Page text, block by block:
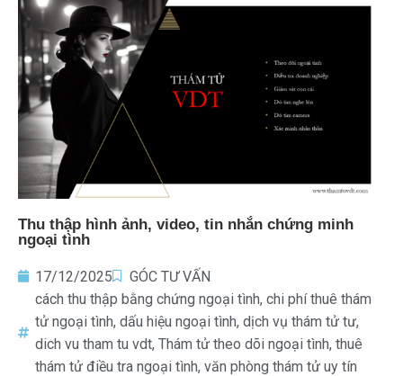
Thu thập hình ảnh, video, tin nhắn chứng minh
ngoại tình
17/12/2025
GÓC TƯ VẤN
cách thu thập bằng chứng ngoại tình, chi phí thuê thám
tử ngoại tình, dấu hiệu ngoại tình, dịch vụ thám tử tư,
dich vu tham tu vdt, Thám tử theo dõi ngoại tình, thuê
thám tử điều tra ngoại tình, văn phòng thám tử uy tín